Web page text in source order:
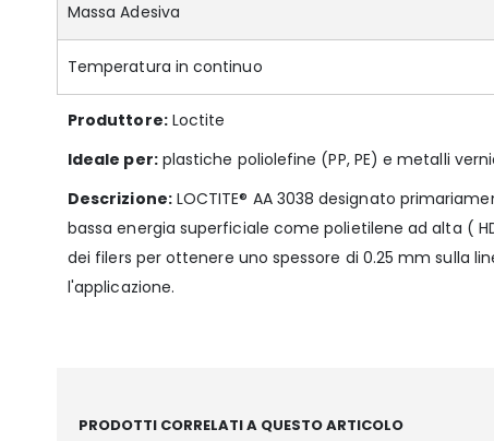
Massa Adesiva
Temperatura in continuo
Produttore:Loctite
Ideale per:plastiche poliolefine (PP, PE) e metalli
Descrizione:LOCTITE® AA 3038 designato
bassa energia superficiale come polietilene ad alta (
dei filers per ottenere uno spessore di 0.25 mm sulla
l'applicazione.
PRODOTTI CORRELATI A QUESTO ARTICOLO